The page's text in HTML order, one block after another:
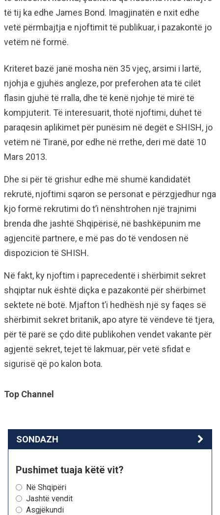
të tij ka edhe James Bond. Imagjinatën e nxit edhe
vetë përmbajtja e njoftimit të publikuar, i pazakontë jo
vetëm në formë.
Kriteret bazë janë mosha nën 35 vjeç, arsimi i lartë,
njohja e gjuhës angleze, por preferohen ata të cilët
flasin gjuhë të rralla, dhe të kenë njohje të mirë të
kompjuterit. Të interesuarit, thotë njoftimi, duhet të
paraqesin aplikimet për punësim në degët e SHISH, jo
vetëm në Tiranë, por edhe në rrethe, deri më datë 10
Mars 2013.
Dhe si për të grishur edhe më shumë kandidatët
rekrutë, njoftimi sqaron se personat e përzgjedhur nga
kjo formë rekrutimi do t’i nënshtrohen një trajnimi
brenda dhe jashtë Shqipërisë, në bashkëpunim me
agjencitë partnere, e më pas do të vendosen në
dispozicion të SHISH.
Në fakt, ky njoftim i paprecedentë i shërbimit sekret
shqiptar nuk është diçka e pazakontë për shërbimet
sektete në botë. Mjafton t’i hedhësh një sy faqes së
shërbimit sekret britanik, apo atyre të vëndeve të tjera,
për të parë se çdo ditë publikohen vendet vakante për
agjentë sekret, tejet të lakmuar, për vetë sfidat e
sigurisë që po kalon bota.
Top Channel
SONDAZH
Pushimet tuaja këtë vit?
Në Shqipëri
Jashtë vendit
Asgjëkundi